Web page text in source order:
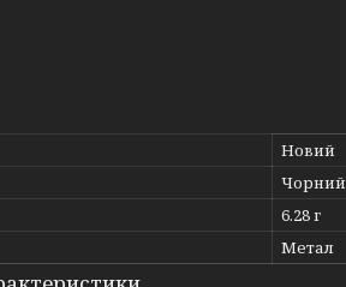
Новий
Чорний
6.28 г
Метал